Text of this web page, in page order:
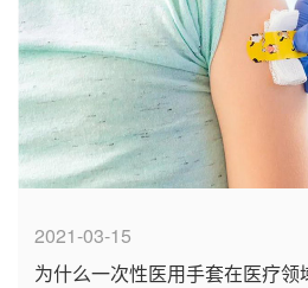
2021-03-15
为什么一次性医用手套在医疗领